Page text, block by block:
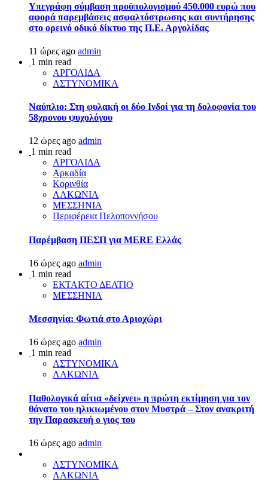
Υπεγράφη σύμβαση προϋπολογισμού 450.000 ευρώ που
αφορά παρεμβάσεις ασφαλτόστρωσης και συντήρησης
στο ορεινό οδικό δίκτυο της Π.Ε. Αργολίδας
11 ώρες ago admin
1 min read
ΑΡΓΟΛΙΔΑ
ΑΣΤΥΝΟΜΙΚΑ
Ναύπλιο: Στη φυλακή οι δύο Ινδοί για τη δολοφονία του
58χρονου ψυχολόγου
12 ώρες ago admin
1 min read
ΑΡΓΟΛΙΔΑ
Αρκαδία
Κορινθία
ΛΑΚΩΝΙΑ
ΜΕΣΣΗΝΙΑ
Περιφέρεια Πελοποννήσου
Παρέμβαση ΠΕΣΠ για MERE Ελλάς
16 ώρες ago admin
1 min read
ΕΚΤΑΚΤΟ ΔΕΛΤΙΟ
ΜΕΣΣΗΝΙΑ
Μεσσηνία: Φωτιά στο Αριοχώρι
16 ώρες ago admin
1 min read
ΑΣΤΥΝΟΜΙΚΑ
ΛΑΚΩΝΙΑ
Παθολογικά αίτια «δείχνει» η πρώτη εκτίμηση για τον
θάνατο του ηλικιωμένου στον Μυστρά – Στον ανακριτή
την Παρασκευή ο γιος του
16 ώρες ago admin
ΑΣΤΥΝΟΜΙΚΑ
ΛΑΚΩΝΙΑ